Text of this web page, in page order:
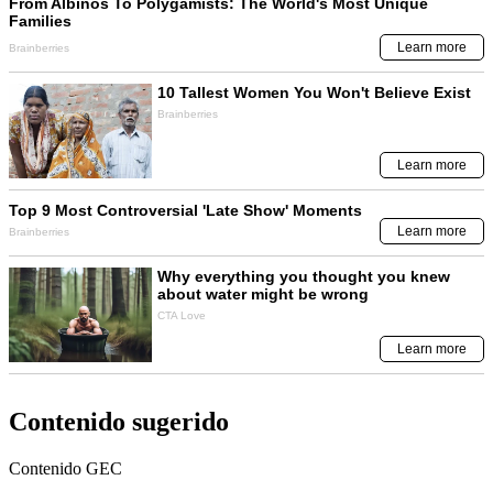
Contenido sugerido
Contenido GEC